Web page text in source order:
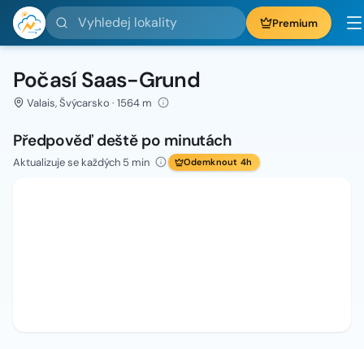
Vyhledej lokality Premium
Počasí Saas-Grund
Valais, Švýcarsko · 1564 m
Předpověď deště po minutách
Aktualizuje se každých 5 min Odemknout 4h